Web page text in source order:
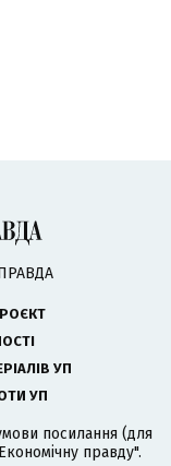
УП
УП
посилання (для
правду".